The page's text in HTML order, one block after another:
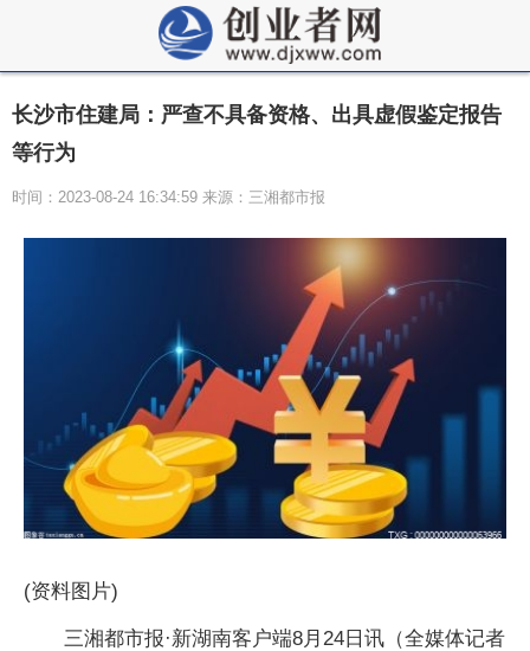
长沙市住建局：严查不具备资格、出具虚假鉴定报告
等行为
时间：2023-08-24 16:34:59 来源：三湘都市报
(资料图片)
三湘都市报·新湖南客户端8月24日讯（全媒体记者